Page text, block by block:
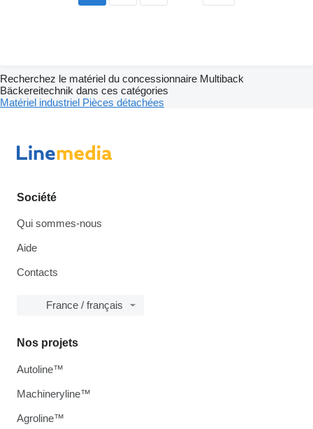
Recherchez le matériel du concessionnaire Multiback
Bäckereitechnik dans ces catégories
Matériel industriel Pièces détachées
Société
Qui sommes-nous
Aide
Contacts
France / français
Nos projets
Autoline™
Machineryline™
Agroline™